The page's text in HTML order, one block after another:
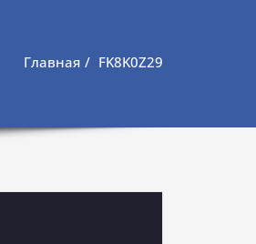
Главная FK8K0Z29